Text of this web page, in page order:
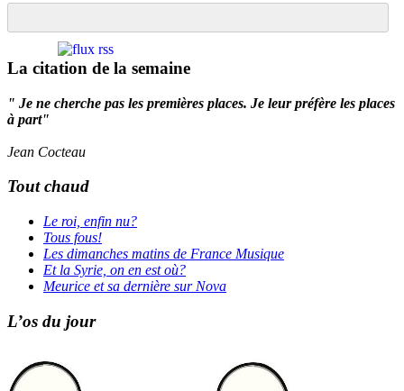
La citation de la semaine
" Je ne cherche pas les premières places. Je leur préfère les places
à part"
Jean Cocteau
Tout chaud
Le roi, enfin nu?
Tous fous!
Les dimanches matins de France Musique
Et la Syrie, on en est où?
Meurice et sa dernière sur Nova
L’os du jour